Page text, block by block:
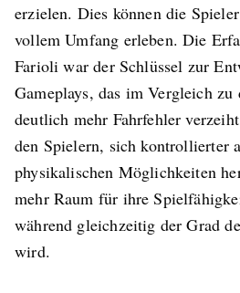
erzielen. Dies können die
vollem Umfang erleben. Die
Farioli war der Schlüssel zur
Gameplays, das im Vergleich zu
deutlich mehr Fahrfehler
den Spielern, sich kontrollierter
physikalischen Möglichkeiten
mehr Raum für ihre
während gleichzeitig der Grad
wird.